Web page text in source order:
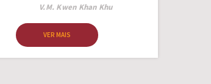
Author
V.M. Kwen Khan Khu
VER MAIS